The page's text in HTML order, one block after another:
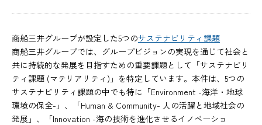
商船三井グループが設定した5つのサステナビリティ課題
商船三井グループでは、グループビジョンの実現を通じて社会と
共に持続的な発展を目指すための重要課題として「サステナビリ
ティ課題 (マテリアリティ)」を特定しています。本件は、5つの
サステナビリティ課題の中でも特に「Environment -海洋・地球
環境の保全-」、「Human & Community- 人の活躍と地域社会の
発展」、「Innovation -海の技術を進化させるイノベーショ